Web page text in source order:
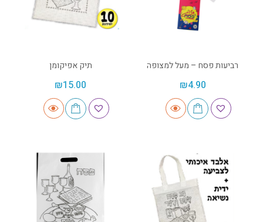
רביעות פסח – מעל למצופה
₪4.90
תיק אפיקומן
₪15.00